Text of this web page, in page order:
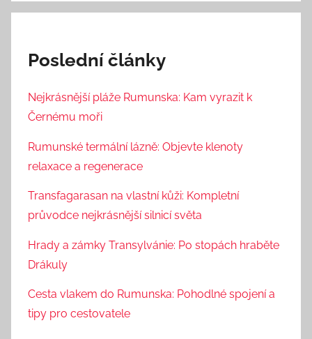
Poslední články
Nejkrásnější pláže Rumunska: Kam vyrazit k
Černému moři
Rumunské termální lázně: Objevte klenoty
relaxace a regenerace
Transfagarasan na vlastní kůži: Kompletní
průvodce nejkrásnější silnicí světa
Hrady a zámky Transylvánie: Po stopách hraběte
Drákuly
Cesta vlakem do Rumunska: Pohodlné spojení a
tipy pro cestovatele